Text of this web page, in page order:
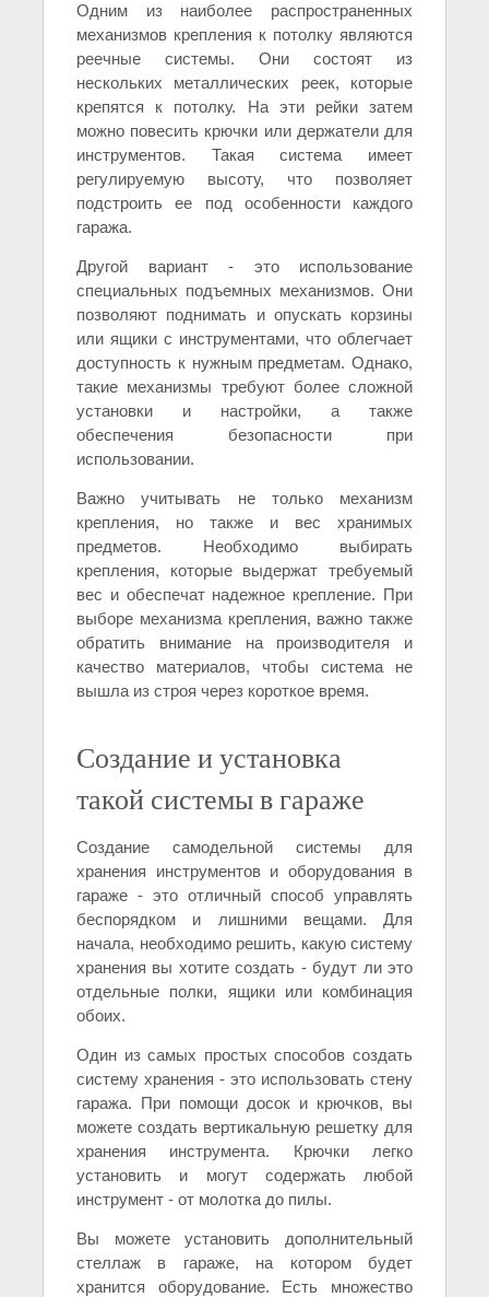
Одним из наиболее распространенных
механизмов крепления к потолку являются
реечные системы. Они состоят из
нескольких металлических реек, которые
крепятся к потолку. На эти рейки затем
можно повесить крючки или держатели для
инструментов. Такая система имеет
регулируемую высоту, что позволяет
подстроить ее под особенности каждого
гаража.
Другой вариант - это использование
специальных подъемных механизмов. Они
позволяют поднимать и опускать корзины
или ящики с инструментами, что облегчает
доступность к нужным предметам. Однако,
такие механизмы требуют более сложной
установки и настройки, а также
обеспечения безопасности при
использовании.
Важно учитывать не только механизм
крепления, но также и вес хранимых
предметов. Необходимо выбирать
крепления, которые выдержат требуемый
вес и обеспечат надежное крепление. При
выборе механизма крепления, важно также
обратить внимание на производителя и
качество материалов, чтобы система не
вышла из строя через короткое время.
Создание и установка
такой системы в гараже
Создание самодельной системы для
хранения инструментов и оборудования в
гараже - это отличный способ управлять
беспорядком и лишними вещами. Для
начала, необходимо решить, какую систему
хранения вы хотите создать - будут ли это
отдельные полки, ящики или комбинация
обоих.
Один из самых простых способов создать
систему хранения - это использовать стену
гаража. При помощи досок и крючков, вы
можете создать вертикальную решетку для
хранения инструмента. Крючки легко
установить и могут содержать любой
инструмент - от молотка до пилы.
Вы можете установить дополнительный
стеллаж в гараже, на котором будет
хранится оборудование. Есть множество